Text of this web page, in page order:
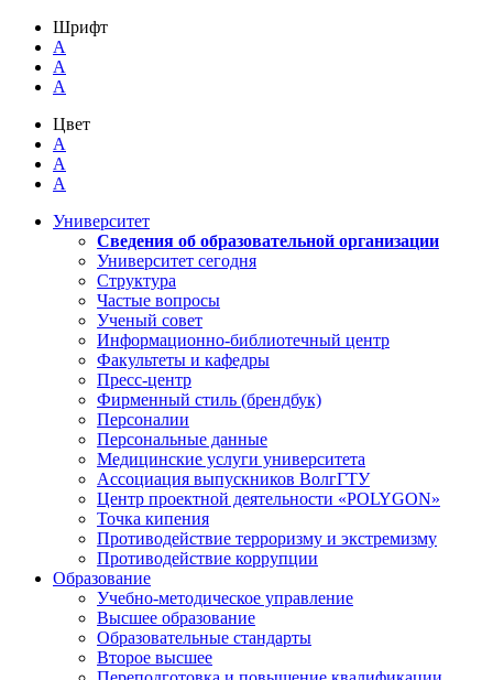
Шрифт
A
A
A
Цвет
A
A
A
Университет
Сведения об образовательной организации
Университет сегодня
Структура
Частые вопросы
Ученый совет
Информационно-библиотечный центр
Факультеты и кафедры
Пресс-центр
Фирменный стиль (брендбук)
Персоналии
Персональные данные
Медицинские услуги университета
Ассоциация выпускников ВолгГТУ
Центр проектной деятельности «POLYGON»
Точка кипения
Противодействие терроризму и экстремизму
Противодействие коррупции
Образование
Учебно-методическое управление
Высшее образование
Образовательные стандарты
Второе высшее